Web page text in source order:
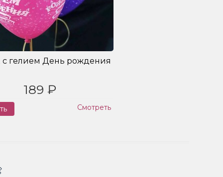
гелием День рождения
189 ₽
Смотреть